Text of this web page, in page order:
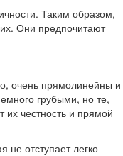
Таким образом,
Они предпочитают
очень прямолинейны и
грубыми, но те,
их честность и прямой
не отступает легко